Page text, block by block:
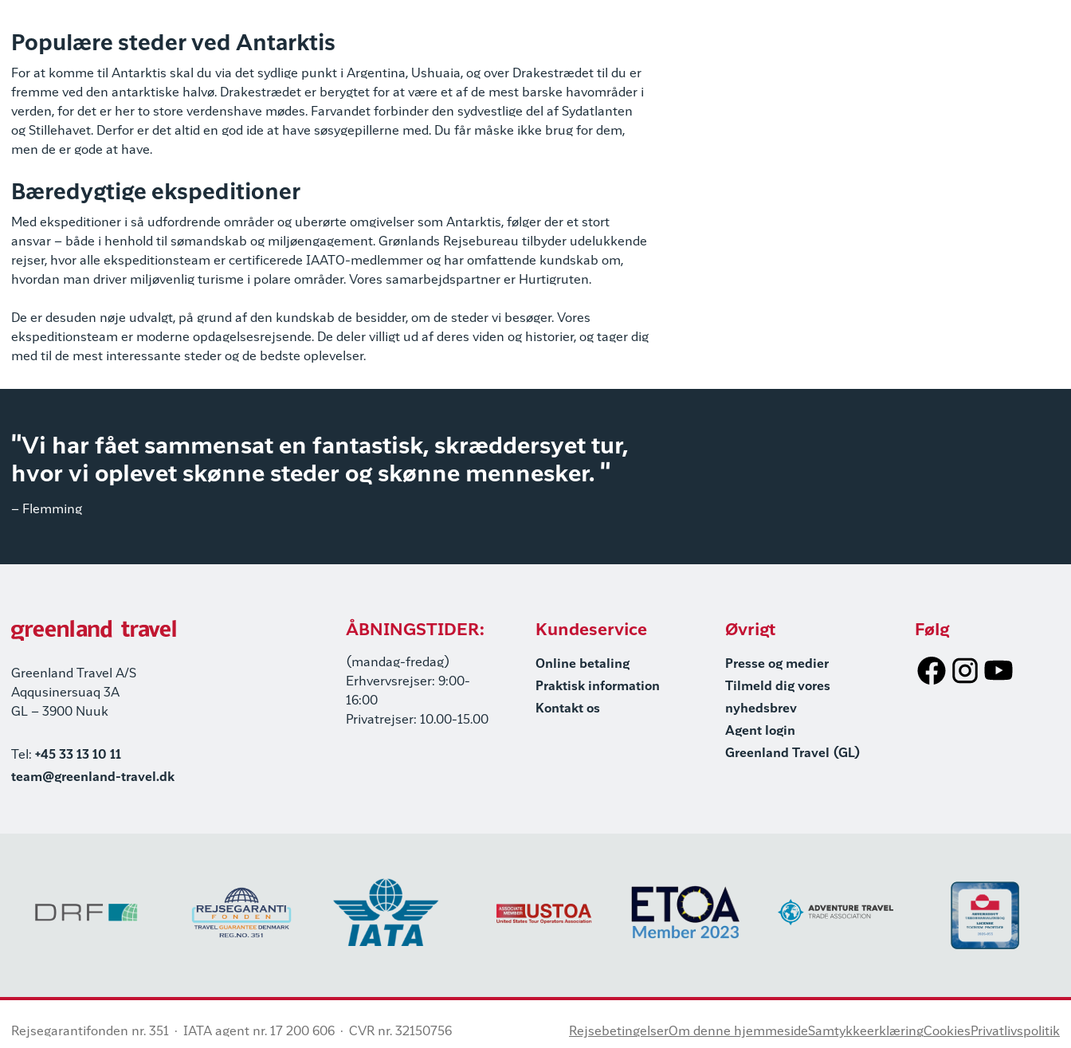
Populære steder ved Antarktis
For at komme til Antarktis skal du via det sydlige punkt i Argentina, Ushuaia, og over Drakestrædet til du er
fremme ved den antarktiske halvø. Drakestrædet er berygtet for at være et af de mest barske havområder i
verden, for det er her to store verdenshave mødes. Farvandet forbinder den sydvestlige del af Sydatlanten
og Stillehavet. Derfor er det altid en god ide at have søsygepillerne med. Du får måske ikke brug for dem,
men de er gode at have.
Bæredygtige ekspeditioner
Med ekspeditioner i så udfordrende områder og uberørte omgivelser som Antarktis, følger der et stort
ansvar – både i henhold til sømandskab og miljøengagement. Grønlands Rejsebureau tilbyder udelukkende
rejser, hvor alle ekspeditionsteam er certificerede IAATO-medlemmer og har omfattende kundskab om,
hvordan man driver miljøvenlig turisme i polare områder. Vores samarbejdspartner er Hurtigruten.
De er desuden nøje udvalgt, på grund af den kundskab de besidder, om de steder vi besøger. Vores
ekspeditionsteam er moderne opdagelsesrejsende. De deler villigt ud af deres viden og historier, og tager dig
med til de mest interessante steder og de bedste oplevelser.
"Vi har fået sammensat en fantastisk, skræddersyet tur,
hvor vi oplevet skønne steder og skønne mennesker. "
– Flemming
Greenland Travel A/S
Aqqusinersuaq 3A
GL – 3900 Nuuk
Tel: +45 33 13 10 11
team@greenland-travel.dk
ÅBNINGSTIDER:
(mandag-fredag)
Erhvervsrejser: 9:00-
16:00
Privatrejser: 10.00-15.00
Kundeservice
Online betaling
Praktisk information
Kontakt os
Øvrigt
Presse og medier
Tilmeld dig vores
nyhedsbrev
Agent login
Greenland Travel (GL)
Følg
Rejsegarantifonden nr. 351 · IATA agent nr. 17 200 606 · CVR nr. 32150756 RejsebetingelserOm denne hjemmesideSamtykkeerklæringCookies Privatlivspolitik